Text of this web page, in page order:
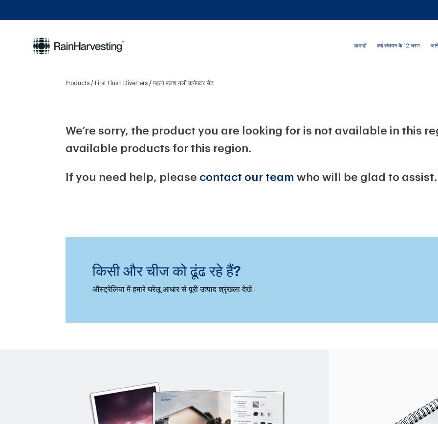
उत्पादों वर्षा संचयन के 12 चरण
Products First Flush Diverters पहला फ्लश नली कनेक्टर सेट
We’re sorry, the product you are looking for is not available in this
available products for this region.
If you need help, please contact our team who will be glad to assist.
किसी और चीज को ढूंढ रहे हैं?
ऑस्ट्रेलिया में हमारे घरेलू आधार से पूरी उत्पाद श्रृंखला देखें।